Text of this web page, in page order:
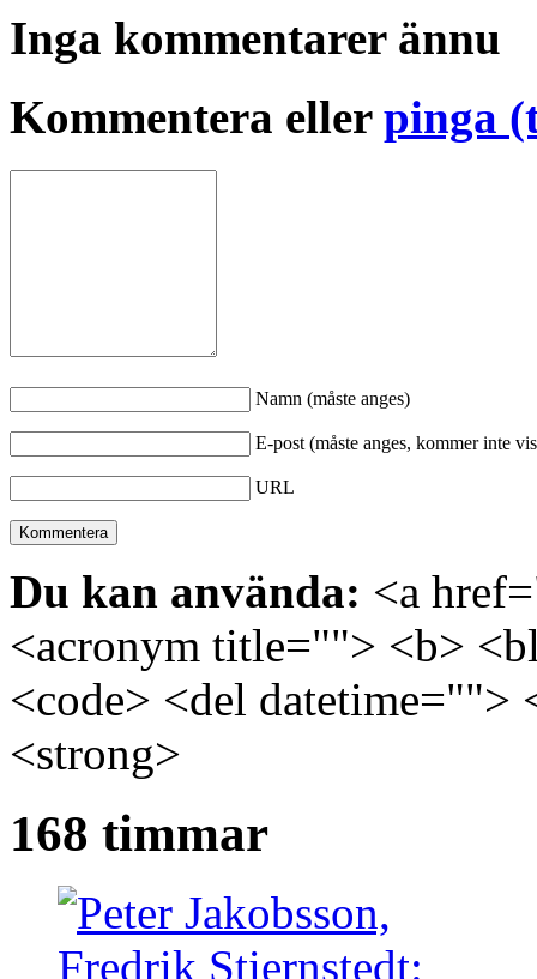
Inga kommentarer ännu
Kommentera eller pinga
Namn (måste anges)
E-post (måste anges, kommer inte
URL
Du kan använda: <a
<acronym title=""> <b>
<code> <del
<strong>
168 timmar